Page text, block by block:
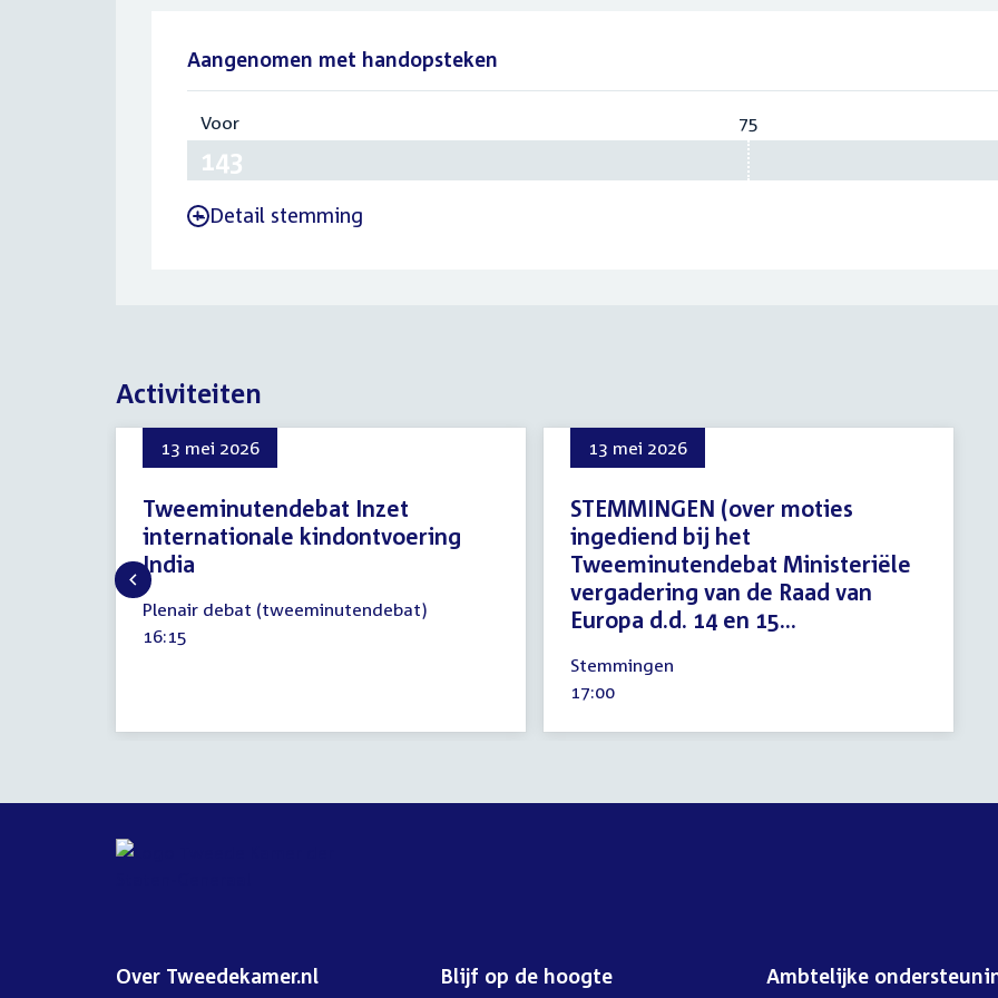
Aangenomen met handopsteken
Voor
143
75
- Detail stemming
Activiteiten
13 mei 2026
Tweeminutendebat Inzet
internationale kindontvoering
India
13
mei
2026
Plenair debat (tweeminutendebat)
Tijd
16:15
13 mei 2026
STEMMINGEN (over moties
ingediend bij het
Tweeminutendebat Ministeriële
vergadering van de Raad van
Europa d.d. 14 en 15...
mei
2026
Stemmingen
Tijd
17:00
Over Tweedekamer.nl Blijf op de hoogte Ambtelijke